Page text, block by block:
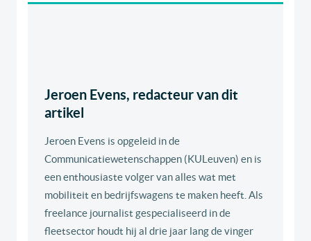
Jeroen Evens, redacteur van dit
artikel
Jeroen Evens is opgeleid in de
Communicatiewetenschappen (KULeuven) en is
een enthousiaste volger van alles wat met
mobiliteit en bedrijfswagens te maken heeft. Als
freelance journalist gespecialiseerd in de
fleetsector houdt hij al drie jaar lang de vinger